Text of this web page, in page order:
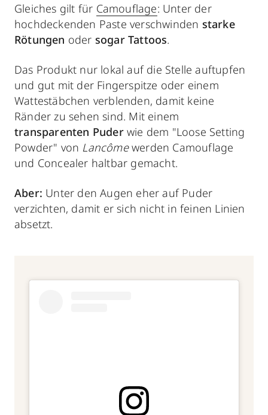
Gleiches gilt für Camouflage: Unter der
hochdeckenden Paste verschwinden starke
Rötungen oder sogar Tattoos.
Das Produkt nur lokal auf die Stelle auftupfen
und gut mit der Fingerspitze oder einem
Wattestäbchen verblenden, damit keine
Ränder zu sehen sind. Mit einem
transparenten Puderwie dem "Loose Setting
Powder" von Lancômewerden Camouflage
und Concealer haltbar gemacht.
Aber: Unter den Augen eher auf Puder
verzichten, damit er sich nicht in feinen Linien
absetzt.